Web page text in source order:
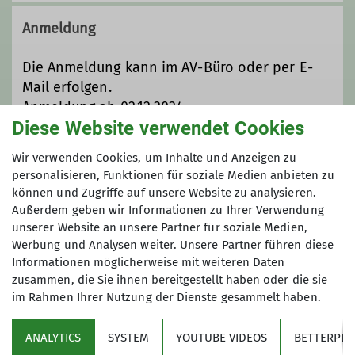
Touren Referent
Trainer*in C Bergsteigen
Zusatzqualifikation
Schneeschuhbergsteigen
Qualifikationen
Trainer*in C Skibergsteigen
Ämter
Tourenleiter*in
Anmeldung
Die Anmeldung kann im AV-Büro oder per E-
Mail erfolgen.
Anmeldung ab 02.12.2024.
Anmeldung ab / bis
02.12.2024 / 03.01.2025
Diese Website verwendet Cookies
Wir verwenden Cookies, um Inhalte und Anzeigen zu
personalisieren, Funktionen für soziale Medien anbieten zu
können und Zugriffe auf unsere Website zu analysieren.
Außerdem geben wir Informationen zu Ihrer Verwendung
unserer Website an unsere Partner für soziale Medien,
Werbung und Analysen weiter. Unsere Partner führen diese
Informationen möglicherweise mit weiteren Daten
zusammen, die Sie ihnen bereitgestellt haben oder die sie
im Rahmen Ihrer Nutzung der Dienste gesammelt haben.
ANALYTICS SYSTEM YOUTUBE VIDEOS